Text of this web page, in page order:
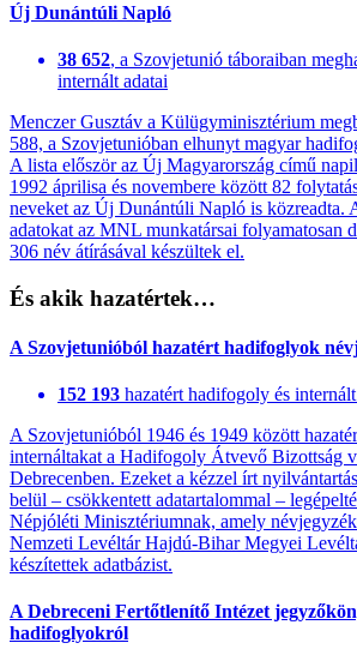
Új Dunántúli Napló
38 652, a Szovjetunió táboraiban
internált adatai
Menczer Gusztáv a Külügyminisztérium
588, a Szovjetunióban elhunyt magyar
A lista először az Új Magyarország című
1992 áprilisa és novembere között 82
neveket az Új Dunántúli Napló is közreadta.
adatokat az MNL munkatársai folyamatosan
306 név átírásával készültek el.
És akik hazatértek…
A Szovjetunióból hazatért hadifoglyok
152 193 hazatért hadifogoly és
A Szovjetunióból 1946 és 1949 között
internáltakat a Hadifogoly Átvevő Bizottság
Debrecenben. Ezeket a kézzel írt
belül – csökkentett adatartalommal –
Népjóléti Minisztériumnak, amely
Nemzeti Levéltár Hajdú-Bihar Megyei
készítettek adatbázist.
A Debreceni Fertőtlenítő Intézet
hadifoglyokról